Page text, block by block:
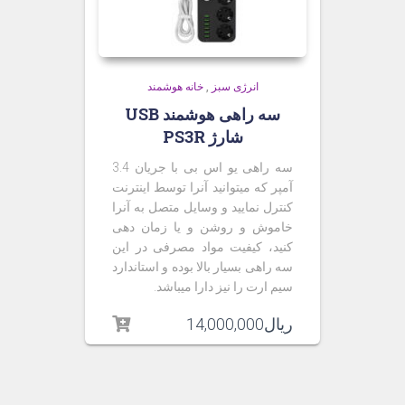
انرژی سبز ,خانه هوشمند
سه راهی هوشمند USB
شارژ PS3R
سه راهی یو اس بی با جریان 3.4
آمپر که میتوانید آنرا توسط اینترنت
کنترل نمایید و وسایل متصل به آنرا
خاموش و روشن و یا زمان دهی
کنید، کیفیت مواد مصرفی در این
سه راهی بسیار بالا بوده و استاندارد
سیم ارت را نیز دارا میباشد
ریال14,000,000